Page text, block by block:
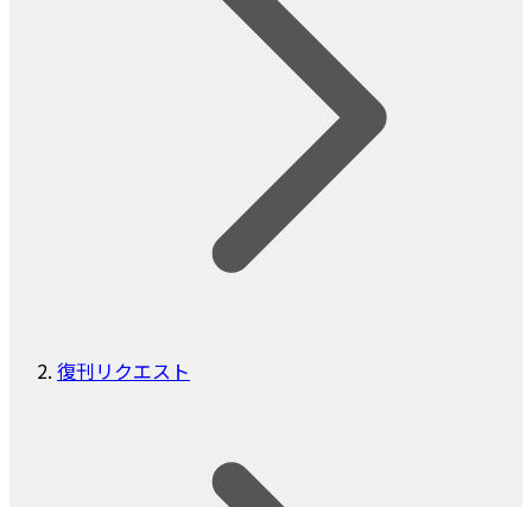
復刊リクエスト